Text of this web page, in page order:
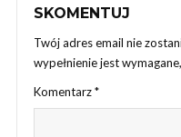
SKOMENTUJ
Twój adres email nie
wypełnienie jest
Komentarz*